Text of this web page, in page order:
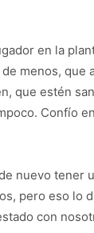
en la
menos, que
que estén
Confío
nuevo tener
pero eso lo
con